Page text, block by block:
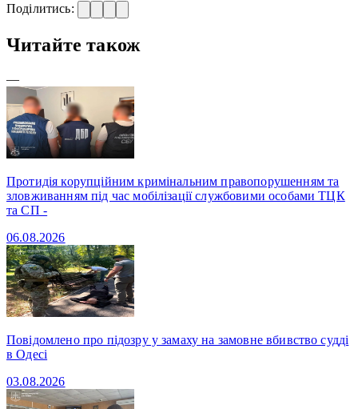
Поділитись:
Читайте також
—
Протидія корупційним кримінальним правопорушенням та
зловживанням під час мобілізації службовими особами ТЦК
та СП -
06.08.2026
Повідомлено про підозру у замаху на замовне вбивство судді
в Одесі
03.08.2026